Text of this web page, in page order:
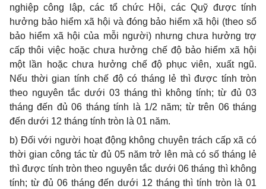
nghiệp công lập, các tổ chức Hội, các Quỹ được tính
hưởng bảo hiểm xã hội và đóng bảo hiểm xã hội (theo sổ
bảo hiểm xã hội của mỗi người) nhưng chưa hưởng trợ
cấp thôi việc hoặc chưa hưởng chế độ bảo hiểm xã hội
một lần hoặc chưa hưởng chế độ phục viên, xuất ngũ.
Nếu thời gian tính chế độ có tháng lẻ thì được tính tròn
theo nguyên tắc dưới 03 tháng thì không tính; từ đủ 03
tháng đến đủ 06 tháng tính là 1/2 năm; từ trên 06 tháng
đến dưới 12 tháng tính tròn là 01 năm.
b) Đối với người hoạt động không chuyên trách cấp xã có
thời gian công tác từ đủ 05 năm trở lên mà có số tháng lẻ
thì được tính tròn theo nguyên tắc dưới 06 tháng thì không
tính; từ đủ 06 tháng đến dưới 12 tháng thì tính tròn là 01